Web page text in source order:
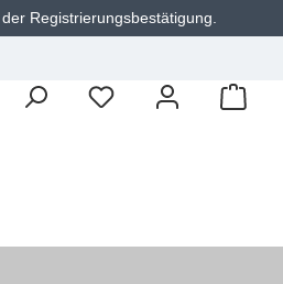
Registrierungsbestätigung.